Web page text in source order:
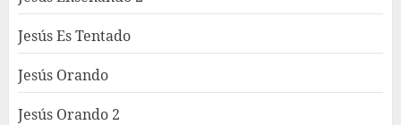
Jesús Es Tentado
Jesús Orando
Jesús Orando 2